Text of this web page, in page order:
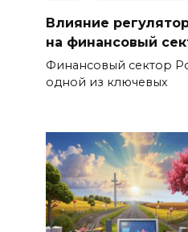
Влияние
на финансовый
Финансовый сектор
одной из ключевых